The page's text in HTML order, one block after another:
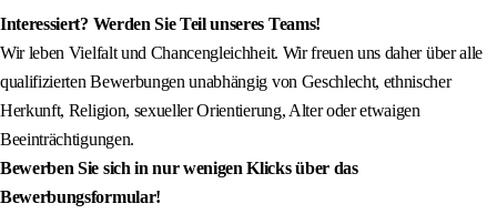
Interessiert? Werden Sie Teil unseres Teams!
Wir leben Vielfalt und Chancengleichheit. Wir freuen uns daher über alle
qualifizierten Bewerbungen unabhängig von Geschlecht, ethnischer
Herkunft, Religion, sexueller Orientierung, Alter oder etwaigen
Beeinträchtigungen.
Bewerben Sie sich in nur wenigen Klicks über das
Bewerbungsformular!